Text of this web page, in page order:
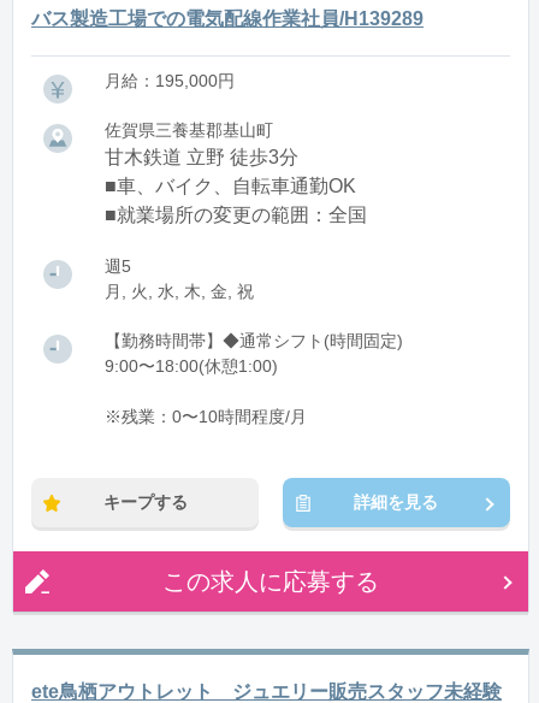
バス製造工場での電気配線作業社員/H139289
月給：195,000円
佐賀県三養基郡基山町
甘木鉄道 立野 徒歩3分
■車、バイク、自転車通勤OK
■就業場所の変更の範囲：全国
週5
月, 火, 水, 木, 金, 祝
【勤務時間帯】◆通常シフト(時間固定)
9:00〜18:00(休憩1:00)
※残業：0〜10時間程度/月
キープする 詳細を見る
この求人に応募する
ete鳥栖アウトレット ジュエリー販売スタッフ未経験